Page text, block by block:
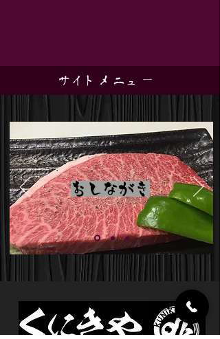
サイトメニュー
​おしながき